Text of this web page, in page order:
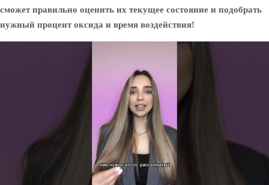
сможет правильно оценить их текущее состояние и подобрать
нужный процент оксида и время воздействия!